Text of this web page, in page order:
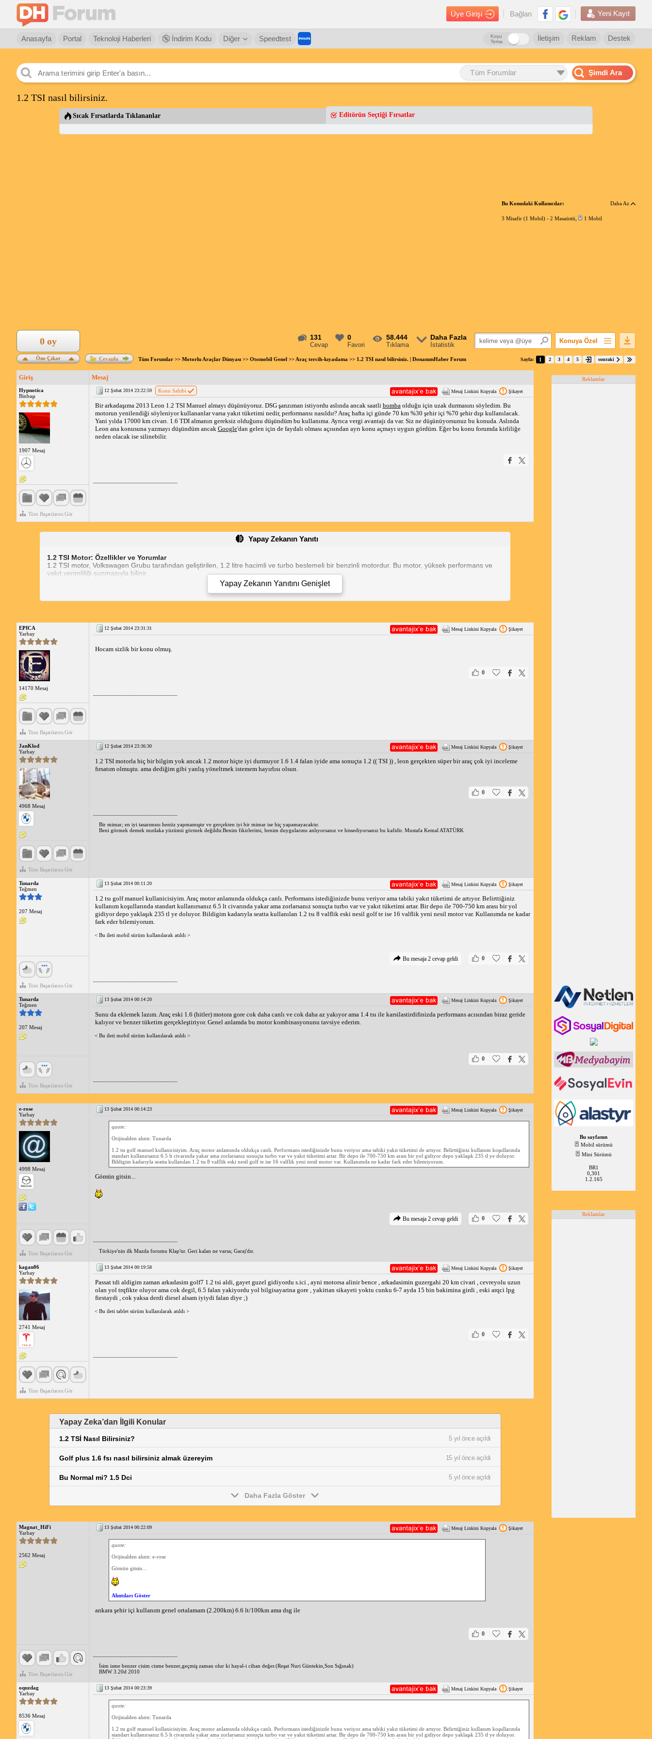
Üye Girişi Bağlan Yeni Kayıt
Anasayfa Portal Teknoloji Haberleri İndirim Kodu Diğer Speedtest Destek
Reklam
İletişim
Koyu
Tema
Tüm Forumlar Şimdi Ara
1.2 TSI nasıl bilirsiniz.
Sıcak Fırsatlarda Tıklananlar Editörün Seçtiği Fırsatlar
Bu Konudaki Kullanıcılar: Daha Az
3 Misafir (1 Mobil) - 2 Masaüstü 1 Mobil
131
Cevap
0
Favori
58.444
Tıklama
Daha Fazla
İstatistik
Konuya Özel
Favorilerime Ekle
Popüler Mesajlar
Öne Çıkar
0 oy
Cevapla Tüm Forumlar>> Motorlu Araçlar Dünyası>> Otomobil Genel>> Araç tercih-kıyaslama >> 1.2 TSI nasıl bilirsiniz. | DonanımHaber Forum Sayfa: 1 2 3 4 5 sonraki
Giriş Mesaj
Hypnotica
Binbaşı
1907 Mesaj
Tüm Başarılarını Gör
12 Şubat 2014 23:22:59 Konu Sahibi Mesaj Linkini Kopyala Şikayet
Bir arkadaşıma 2013 Leon 1.2 TSI Manuel almayı düşünüyoruz. DSG şanzıman istiyordu aslında ancak saatli bombaolduğu için uzak durmasını söyledim. Bu
motorun yenilendiği söyleniyor kullananlar varsa yakıt tüketimi nedir, performansı nasıldır? Araç hafta içi günde 70 km %30 şehir içi %70 şehir dışı kullanılacak.
Yani yılda 17000 km civarı. 1.6 TDI almanın gereksiz olduğunu düşündüm bu kullanıma. Ayrıca vergi avantajı da var. Siz ne düşünüyorsunuz bu konuda. Aslında
Leon ana konusuna yazmayı düşündüm ancak Google'dan gelen için de faydalı olması açısından ayrı konu açmayı uygun gördüm. Eğer bu konu forumda kirliliğe
neden olacak ise silinebilir.
Yapay Zekanın Yanıtı
1.2 TSI Motor: Özellikler ve Yorumlar
1.2 TSI motor, Volkswagen Grubu tarafından geliştirilen, 1.2 litre hacimli ve turbo beslemeli bir benzinli motordur. Bu motor, yüksek performans ve
yakıt verimliliği sunmasıyla bilinir.
1.2 litre hacimli dört silindirli bir motordur.
Turbo beslemelidir, bu da daha fazla güç ve tork üretir.
105 beygir güç ve 175 Nm tork üretir.
1.2 TSI motor, genellikle olumlu yorumlar almaktadır. Kullanıcılar, motorun gücünden, yakıt verimliliğinden ve rafine çalışma şeklinden memnun
kalmaktadır. Ancak bazı kullanıcılar, özellikle yüksek hızlarda motor gürültüsünün fazla olduğunu belirtmektedir.
1.2 TSI Motor Nasıl?
1.2 TSI motor, günlük kullanıma uygun, güvenilir ve güçlü bir motordur. Şehir içi ve otoyol sürüşlerinde iyi bir performans sergiler. Motorun turbo
beslemesi sayesinde düşük devirlerde bile yüksek tork üretir, bu da hızlanmayı kolaylaştırır.
Genel olarak, 1.2 TSI motor, performans ve yakıt verimliliği arasında iyi bir denge sunan, kullanışlı bir motordur.
Yapay Zekanın YanıtınıGenişlet
EPICA
Yarbay
14170 Mesaj
Tüm Başarılarını Gör
12 Şubat 2014 23:31:31 Mesaj Linkini Kopyala Şikayet
Hocam sizlik bir konu olmuş.
0
JanKlod
Yarbay
4968 Mesaj
Tüm Başarılarını Gör
12 Şubat 2014 23:36:30 Mesaj Linkini Kopyala Şikayet
1.2 TSI motorla hiç bir bilgim yok ancak 1.2 motor hiçte iyi durmuyor 1.6 1.4 falan iyide ama sonuçta 1.2 (( TSI )) , leon gerçekten süper bir araç çok iyi inceleme
fırsatım olmuştu. ama dediğim gibi yanlış yöneltmek istemem hayırlısı olsun.
0
Bir mimar; en iyi tasarımını henüz yapmamıştır ve gerçekten iyi bir mimar ise hiç yapamayacaktır.
Beni görmek demek mutlaka yüzümü görmek değildir.Benim fikirlerimi, benim duygularımı anlıyorsanız ve hissediyorsanız bu kafidir. Mustafa Kemal ATATÜRK
Tunarda
Teğmen
207 Mesaj
Tüm Başarılarını Gör
13 Şubat 2014 00:11:20 Mesaj Linkini Kopyala Şikayet
1.2 tsı golf manuel kullanicisiyim. Araç motor anlamında oldukça canlı. Performans istediğinizde bunu veriyor ama tabiki yakıt tüketimi de artıyor. Belirttiğiniz
kullanım koşullarında standart kullanırsanız 6.5 lt civarında yakar ama zorlarsanız sonuçta turbo var ve yakıt tüketimi artar. Bir depo ile 700-750 km arası bir yol
gidiyor depo yaklaşık 235 tl ye doluyor. Bildigim kadarıyla seatta kullanılan 1.2 tsı 8 valflik eski nesil golf te ise 16 valflik yeni nesil motor var. Kullanımda ne kadar
fark eder bilemiyorum.
< Bu ileti mobil sürüm kullanılarak atıldı >
0
Bu mesaja 2 cevap geldi
Tunarda
Teğmen
207 Mesaj
Tüm Başarılarını Gör
13 Şubat 2014 00:14:20 Mesaj Linkini Kopyala Şikayet
Sunu da eklemek lazım. Araç eski 1.6 (hitler) motora gore cok daha canlı ve cok daha az yakıyor ama 1.4 tsı ile karsilastirdifinizda performans acısından biraz geride
kalıyor ve benzer tüketim gerçekleştiriyor. Genel anlamda bu motor kombinasyonunu tavsiye ederim.
< Bu ileti mobil sürüm kullanılarak atıldı >
0
e-rose
Yarbay
4998 Mesaj
Tüm Başarılarını Gör
13 Şubat 2014 00:14:23 Mesaj Linkini Kopyala Şikayet
quote:
Orijinalden alıntı: Tunarda
1.2 tsı golf manuel kullanicisiyim. Araç motor anlamında oldukça canlı. Performans istediğinizde bunu veriyor ama tabiki yakıt tüketimi de artıyor. Belirttiğiniz kullanım koşullarında
standart kullanırsanız 6.5 lt civarında yakar ama zorlarsanız sonuçta turbo var ve yakıt tüketimi artar. Bir depo ile 700-750 km arası bir yol gidiyor depo yaklaşık 235 tl ye doluyor.
Bildigim kadarıyla seatta kullanılan 1.2 tsı 8 valflik eski nesil golf te ise 16 valflik yeni nesil motor var. Kullanımda ne kadar fark eder bilemiyorum.
Gömün gitsin...
0
Bu mesaja 2 cevap geldi
Türkiye'nin ilk Mazda forumu Klap'tır. Geri kalan ne varsa; Garaj'dır.
kagan06
Yarbay
2741 Mesaj
Tüm Başarılarını Gör
13 Şubat 2014 00:19:58 Mesaj Linkini Kopyala Şikayet
Passat tdi aldigim zaman arkadasim golf7 1.2 tsi aldi, gayet guzel gidiyordu s.ici , ayni motorsa alinir bence , arkadasimin guzergahi 20 km civari , cevreyolu uzun
olan yol trqfikte oluyor ama cok degil, 6.5 falan yakiyordu yol bilgisayarina gore , yakittan sikayeti yoktu cunku 6-7 ayda 15 bin bakimina girdi , eski arqci lpg
fiestaydi , cok yaksa derdi diesel alsam iyiydi falan diye ;)
< Bu ileti tablet sürüm kullanılarak atıldı >
0
Yapay Zeka’dan İlgili Konular
1.2 TSİ Nasıl Bilirsiniz? 5 yıl önce açıldı
Golf plus 1.6 fsı nasıl bilirsiniz almak üzereyim 15 yıl önce açıldı
Bu Normal mi? 1.5 Dci 5 yıl önce açıldı
Daha Fazla Göster
Magnat_HiFi
Yarbay
2562 Mesaj
Tüm Başarılarını Gör
13 Şubat 2014 00:22:09 Mesaj Linkini Kopyala Şikayet
quote:
Orijinalden alıntı: e-rose
Gömün gitsin...
Alıntıları Göster
ankara şehir içi kullanım genel ortalamam (2.200km) 6.6 lt/100km ama dsg ile
0
İsim isme benzer cisim cisme benzer,geçmiş zaman olur ki hayal-i cihan değer.(Reşat Nuri Güntekin,Son Sığınak)
BMW 3.20d 2010
oquzdag
Yarbay
8536 Mesaj
13 Şubat 2014 00:23:39 Mesaj Linkini Kopyala Şikayet
quote:
Orijinalden alıntı: Tunarda
1.2 tsı golf manuel kullanicisiyim. Araç motor anlamında oldukça canlı. Performans istediğinizde bunu veriyor ama tabiki yakıt tüketimi de artıyor. Belirttiğiniz kullanım koşullarında
standart kullanırsanız 6.5 lt civarında yakar ama zorlarsanız sonuçta turbo var ve yakıt tüketimi artar. Bir depo ile 700-750 km arası bir yol gidiyor depo yaklaşık 235 tl ye doluyor.
Reklamlar
Bu sayfanın
Mobil sürümü
Mini Sürümü
BR1
0,301
1.2.165
Reklamlar